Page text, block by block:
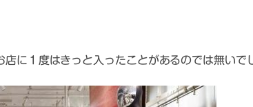
店に１度はきっと入ったことがあるのでは無いで